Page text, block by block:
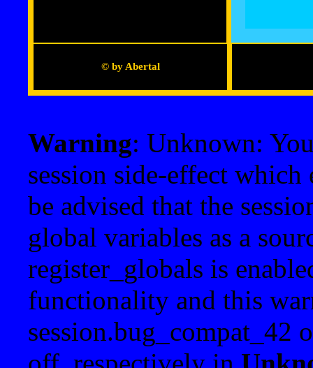
© by Abertal
Warning: Unknown:
session side-effect
be advised that the
global variables as a
register_globals is
functionality and this
session.bug_compat_42